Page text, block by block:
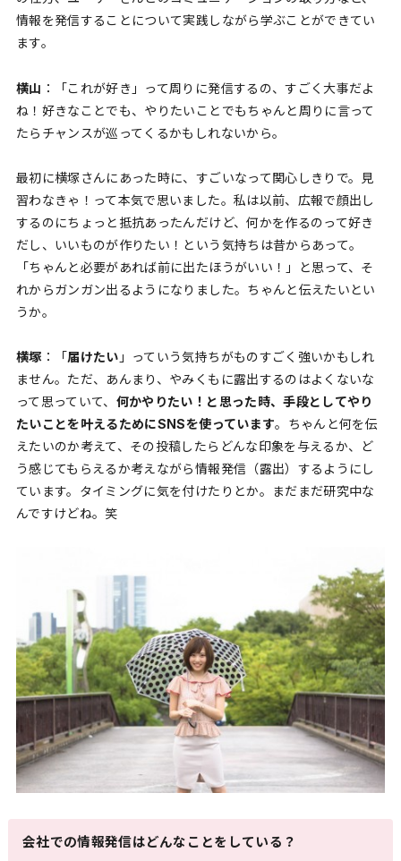
情報を発信することについて実践しながら学ぶことができてい
ます。
横山 ：「これが好き」って周りに発信するの、すごく大事だよ
ね！好きなことでも、やりたいことでもちゃんと周りに言って
たらチャンスが巡ってくるかもしれないから。
最初に横塚さんにあった時に、すごいなって関心しきりで。見
習わなきゃ！って本気で思いました。私は以前、広報で顔出し
するのにちょっと抵抗あったんだけど、何かを作るのって好き
だし、いいものが作りたい！という気持ちは昔からあって。
「ちゃんと必要があれば前に出たほうがいい！」と思って、そ
れからガンガン出るようになりました。ちゃんと伝えたいとい
うか。
横塚 ：「届けたい 」っていう気持ちがものすごく強いかもしれ
ません。ただ、あんまり、やみくもに露出するのはよくないな
って思っていて、 何かやりたい！と思った時、手段としてやり
たいことを叶えるためにSNSを使っています。ちゃんと何を伝
えたいのか考えて、その投稿したらどんな印象を与えるか、ど
う感じてもらえるか考えながら情報発信（露出）するようにし
ています。タイミングに気を付けたりとか。まだまだ研究中な
んですけどね。笑
会社での情報発信はどんなことをしている？